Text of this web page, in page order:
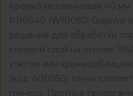
Кромка меламиновая 40 мм
PB0040 (W10050) Grajewo
решение для обработки
клеевой слой на основе
утюгом или
(код W10050) точно
глянец». Плотное